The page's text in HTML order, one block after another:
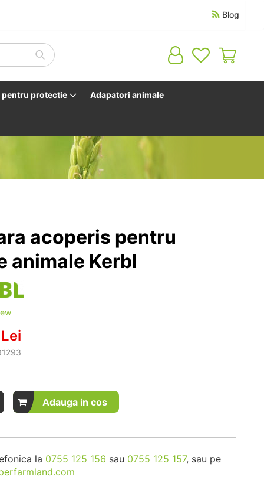
Blog
Cosul
pentru protectie Adapatori animale
acoperis pentru
animale Kerbl
Lei
Adauga in cos
la 0755 125 156 sau 0755 125 157, sau pe